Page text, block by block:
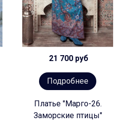
21 700 руб
Подробнее
Платье "Марго-26.
Заморские птицы"